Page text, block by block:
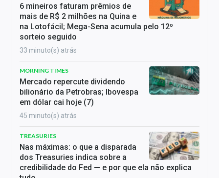
6 mineiros faturam prêmios de
mais de R$ 2 milhões na Quina e
na Lotofácil; Mega-Sena acumula pelo 12º
sorteio seguido
33 minuto(s) atrás
MORNING TIMES
Mercado repercute dividendo
bilionário da Petrobras; Ibovespa
em dólar cai hoje (7)
45 minuto(s) atrás
TREASURIES
Nas máximas: o que a disparada
dos Treasuries indica sobre a
credibilidade do Fed — e por que ela não explica